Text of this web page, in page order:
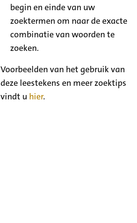
begin en einde van uw
zoektermen om naar de exacte
combinatie van woorden te
zoeken.
Voorbeelden van het gebruik van
deze leestekens en meer zoektips
vindt u hier.